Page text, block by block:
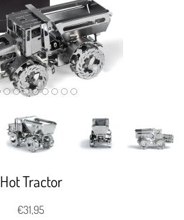
Hot Tractor
€31,95